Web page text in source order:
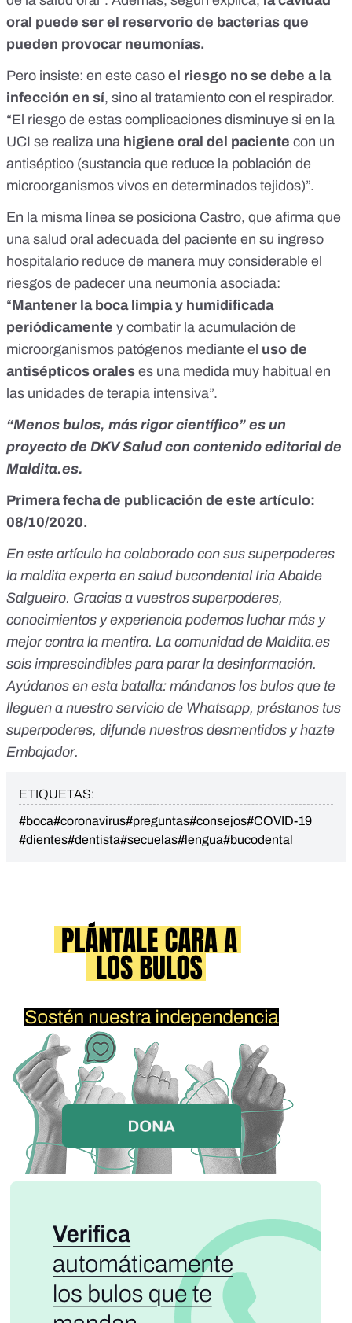
oral puede ser el reservorio de bacterias que
pueden provocar neumonías.
Pero insiste: en este caso el riesgo no se debe a la
infección en sí, sino al tratamiento con el respirador.
“El riesgo de estas complicaciones disminuye si en la
UCI se realiza una higiene oral del paciente con un
antiséptico (sustancia que reduce la población de
microorganismos vivos en determinados tejidos)”.
En la misma línea se posiciona Castro, que afirma que
una salud oral adecuada del paciente en su ingreso
hospitalario reduce de manera muy considerable el
riesgos de padecer una neumonía asociada:
“Mantener la boca limpia y humidificada
periódicamente y combatir la acumulación de
microorganismos patógenos mediante el uso de
antisépticos orales es una medida muy habitual en
las unidades de terapia intensiva”.
“Menos bulos, más rigor científico” es un
proyecto de DKV Salud con contenido editorial de
Maldita.es.
Primera fecha de publicación de este artículo:
08/10/2020.
En este artículo ha colaborado con sus superpoderes
la maldita experta en salud bucondental Iria Abalde
Salgueiro. Gracias a vuestros superpoderes,
conocimientos y experiencia podemos luchar más y
mejor contra la mentira. La comunidad de Maldita.es
sois imprescindibles para parar la desinformación.
Ayúdanos en esta batalla: mándanos los bulos que te
lleguen a nuestro servicio de Whatsapp, préstanos tus
superpoderes, difunde nuestros desmentidos yhazte
Embajador.
ETIQUETAS:
#boca#coronavirus#preguntas#consejos#COVID-19
#dientes#dentista#secuelas#lengua#bucodental